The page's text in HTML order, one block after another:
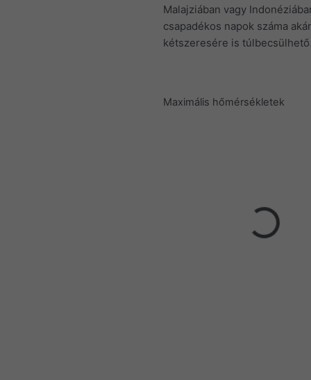
Malajziában vagy
csapadékos napok száma akár
kétszeresére is
Maximális hőmérsékletek